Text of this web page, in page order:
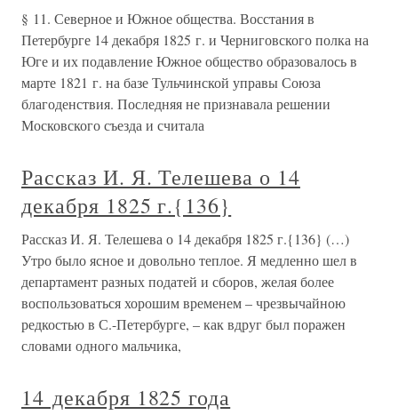
§ 11. Северное и Южное общества. Восстания в
Петербурге 14 декабря 1825 г. и Черниговского полка на
Юге и их подавление Южное общество образовалось в
марте 1821 г. на базе Тульчинской управы Союза
благоденствия. Последняя не признавала решении
Московского съезда и считала
Рассказ И. Я. Телешева о 14
декабря 1825 г.{136}
Рассказ И. Я. Телешева о 14 декабря 1825 г.{136} (…)
Утро было ясное и довольно теплое. Я медленно шел в
департамент разных податей и сборов, желая более
воспользоваться хорошим временем – чрезвычайною
редкостью в С.-Петербурге, – как вдруг был поражен
словами одного мальчика,
14 декабря 1825 года